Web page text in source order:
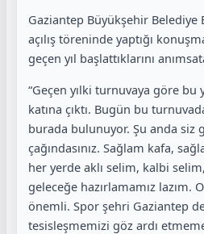
Gaziantep Büyükşehir Belediye
açılış töreninde yaptığı
geçen yıl başlattıklarını
“Geçen yılki turnuvaya göre bu
katına çıktı. Bugün bu
burada bulunuyor. Şu anda siz
çağındasınız. Sağlam kafa,
her yerde aklı selim, kalbi
geleceğe hazırlamamız lazım.
önemli. Spor şehri Gaziantep
tesisleşmemizi göz ardı